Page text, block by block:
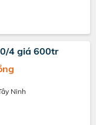
4 giá 600tr
Ninh